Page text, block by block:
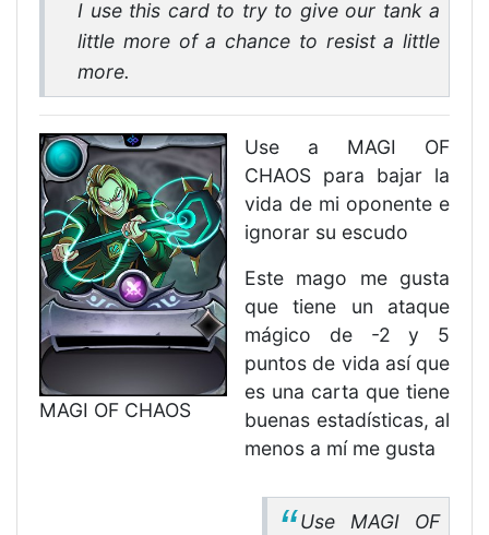
I use this card to try to give our tank a
little more of a chance to resist a little
more.
MAGI OF CHAOS
Use a MAGI OF
CHAOS para bajar la
vida de mi oponente e
ignorar su escudo
Este mago me gusta
que tiene un ataque
mágico de -2 y 5
puntos de vida así que
es una carta que tiene
buenas estadísticas, al
menos a mí me gusta
Use MAGI OF